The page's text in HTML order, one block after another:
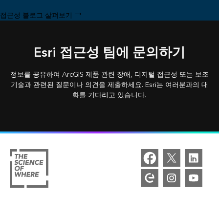
접근성 블로그 살펴보기
Esri 접근성 팀에 문의하기
정보를 공유하여 ArcGIS 제품 관련 장애, 디지털 접근성 또는 보조
기술과 관련된 질문이나 의견을 제출하세요. Esri는 여러분과의 대
화를 기다리고 있습니다.